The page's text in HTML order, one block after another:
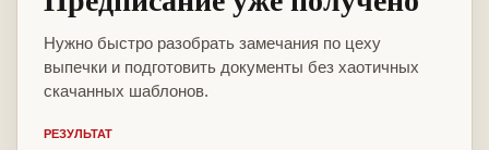
Нужно быстро разобрать замечания по цеху
выпечки и подготовить документы без хаотичных
скачанных шаблонов.
РЕЗУЛЬТАТ